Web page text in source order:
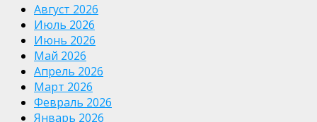
Август 2026
Июль 2026
Июнь 2026
Май 2026
Апрель 2026
Март 2026
Февраль 2026
Январь 2026